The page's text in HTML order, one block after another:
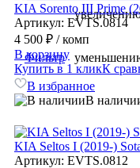
Фильтр
KIA Sorento III Prime
Артикул: EVTS.0814
4 500 ₽ / комп
В корзину
Купить в 1 кликК
В избранное
В
KIA Seltos I (2019-)
Артикул: EVTS.0812